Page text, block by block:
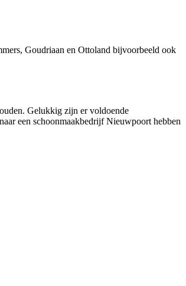
Goudriaan en Ottoland bijvoorbeeld ook
Gelukkig zijn er voldoende
een schoonmaakbedrijf Nieuwpoort hebben